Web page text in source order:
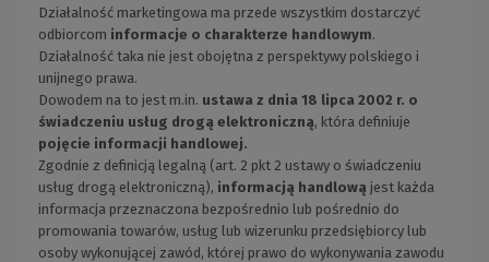
Działalność marketingowa ma przede wszystkim dostarczyć
odbiorcom informacje o charakterze handlowym.
Działalność taka nie jest obojętna z perspektywy polskiego i
unijnego prawa.
Dowodem na to jest m.in. ustawa z dnia 18 lipca 2002 r. o
świadczeniu usług drogą elektroniczną, która definiuje
pojęcie informacji handlowej.
Zgodnie z definicją legalną (art. 2 pkt 2 ustawy o świadczeniu
usług drogą elektroniczną), informacją handlową jest każda
informacja przeznaczona bezpośrednio lub pośrednio do
promowania towarów, usług lub wizerunku przedsiębiorcy lub
osoby wykonującej zawód, której prawo do wykonywania zawodu